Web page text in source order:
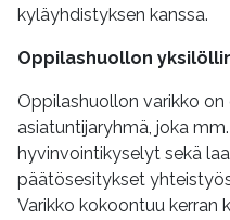
kyläyhdistyksen kanssa.
Oppilashuollon
Oppilashuollon varikko
asiatuntijaryhmä, joka
hyvinvointikyselyt sekä
päätösesitykset
Varikko kokoontuu kerran